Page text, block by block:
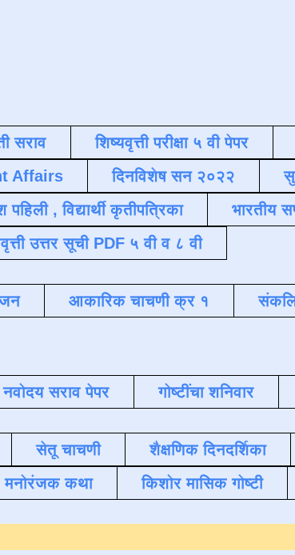
सराव शिष्यवृत्ती परीक्षा ५ वी पेपर
Affairs दिनविशेष सन २०२२
पहिली , विद्यार्थी कृतीपत्रिका भारतीय
उत्तर सूची PDF ५ वी व ८ वी
आकारिक चाचणी क्र १
नवोदय सराव पेपर गोष्टींचा शनिवार
सेतू चाचणी शैक्षणिक दिनदर्शिका
मनोरंजक कथा किशोर मासिक गोष्टी